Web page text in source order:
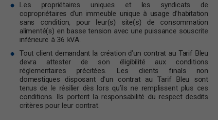
Les propriétaires uniques et les syndicats de
copropriétaires d’un immeuble unique à usage d’habitation
sans condition, pour leur(s) site(s) de consommation
alimenté(s) en basse tension avec une puissance souscrite
inférieure à 36 kVA.
Tout client demandant la création d’un contrat au Tarif Bleu
devra attester de son éligibilité aux conditions
réglementaires précitées. Les clients finals non
domestiques disposant d’un contrat au Tarif Bleu sont
tenus de le résilier dès lors qu’ils ne remplissent plus ces
conditions. Ils portent la responsabilité du respect desdits
critères pour leur contrat.